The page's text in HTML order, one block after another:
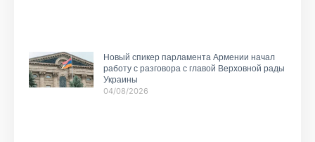
Новый спикер парламента Армении начал
работу с разговора с главой Верховной рады
Украины
04/08/2026